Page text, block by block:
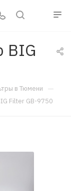
BIG
в Тюмени —
Filter GB-9750